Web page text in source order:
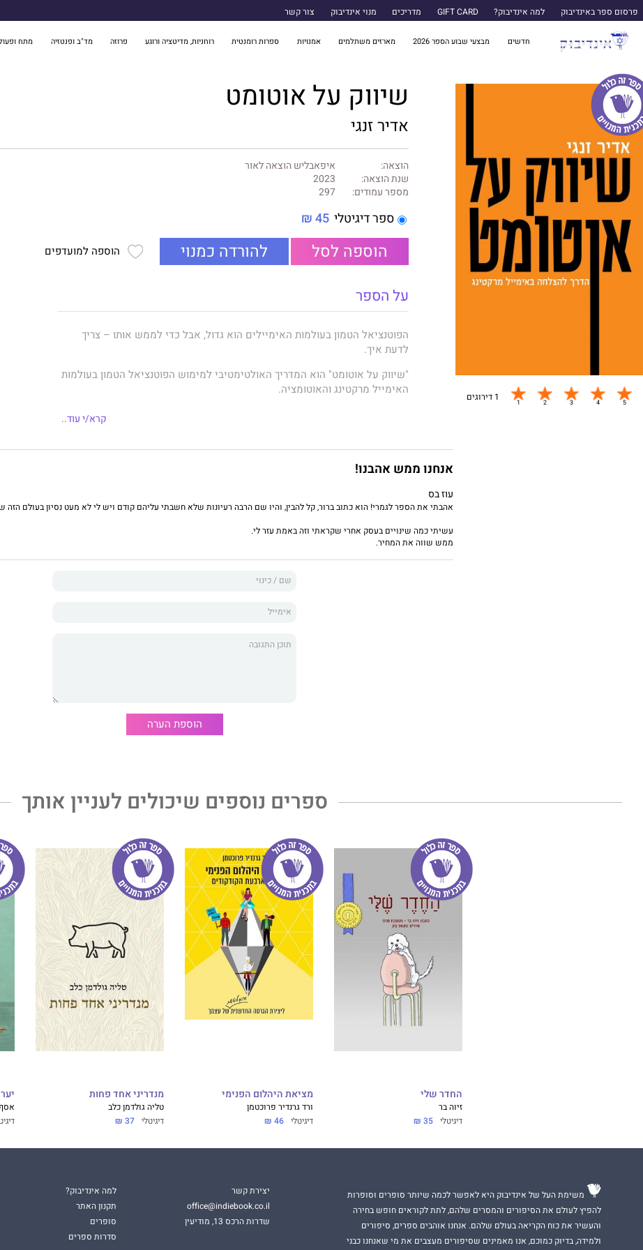
פרסום ספר באינדיבוק למה אינדיבוק? GIFT CARD מדריכים מנוי אינדיבוק צור קשר
חדשים מבצעי שבוע הספר 2026 מארזים משתלמים אמנויות ספרות רומנטית רוחניות, מדיטציה ורוגע פרוזה מד"ב ופנטזיה מתח
1 דירוגים
שיווק על אוטומט
אדיר זנגי
הוצאה:
איפאבליש הוצאה לאור
שנת הוצאה:
2023
מספר עמודים:
297
ספר דיגיטלי 45 ₪
הוספה לסל להורדה כמנוי הוספה למועדפים
על הספר
הפוטנציאל הטמון בעולמות האימיילים הוא גדול, אבל כדי לממש אותו – צריך
לדעת איך.
"שיווק על אוטומט" הוא המדריך האולטימטיבי למימוש הפוטנציאל הטמון בעולמות
האימייל מרקטינג והאוטומציה.
האסטרטגיה בספר כוללת פרקטיקה מקיפה, ונבנתה על ידי אדיר תוך ניהול מאגרי
לקוחות עתירי מידע ושליחת מאות מליוני מיילים. תהליכים אלו שנוהלו בעזרת
יוביל אתכם להקים ולהטמיע במותג הפרטי שלכם את האסטרטגיה של האחוזון
העליון שאותה מיישמים המותגים הגדולים בתעשייה.
קרא/י עוד..
אנחנו ממש אהבנו!
עוז בס
אהבתי את הספר לגמרי! הוא כתוב ברור, קל להבין, והיו שם הרבה רעיונות שלא חשבתי עליהם קודם ויש לי לא מעט נסיון בעולם הזה
עשיתי כמה שינויים בעסק אחרי שקראתי וזה באמת עזר לי.
ממש שווה את המחיר.
הוספת הערה
ספרים נוספים שיכולים לעניין אותך
החדר שלי
זיוה בר
דיגיטלי 35 ₪
מציאת היהלום הפנימי
ורד גרנדיר פרוכטמן
דיגיטלי 46 ₪
מנדריני אחד פחות
טליה גולדמן כלב
דיגיטלי 37 ₪
משימת העל של אינדיבוק היא לאפשר לכמה שיותר סופרים וסופרות
להפיץ לעולם את הסיפורים והמסרים שלהם, לתת לקוראים חופש בחירה
והעשיר את כוח הקריאה בעולם שלהם. אנחנו אוהבים ספרים, סיפורים
ולמידה, בדיוק כמוכם, אנו מאמינים שסיפורים מעצבים את מי שאנחנו כבני
יצירת קשר
office@indiebook.co.il
שדרות הרכס 13, מודיעין
למה אינדיבוק?
תקנון האתר
סופרים
סדרות ספרים